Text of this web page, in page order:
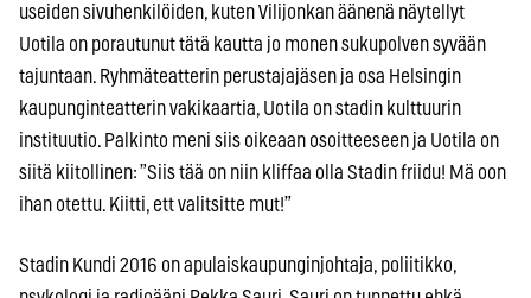
useiden sivuhenkilöiden, kuten Vilijonkan äänenä näytellyt
Uotila on porautunut tätä kautta jo monen sukupolven syvään
tajuntaan. Ryhmäteatterin perustajajäsen ja osa Helsingin
kaupunginteatterin vakikaartia, Uotila on stadin kulttuurin
instituutio. Palkinto meni siis oikeaan osoitteeseen ja Uotila on
siitä kiitollinen: ”Siis tää on niin kliffaa olla Stadin friidu! Mä oon
ihan otettu. Kiitti, ett valitsitte mut!”
Stadin Kundi 2016 on apulaiskaupunginjohtaja, poliitikko,